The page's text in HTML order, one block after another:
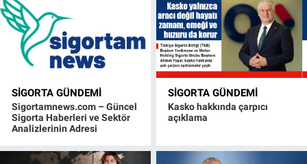
SIGORTA GÜNDEMI
Sigortamnews.com – Güncel
Sigorta Haberleri ve Sektör
Analizlerinin Adresi
SIGORTA GÜNDEMI
Kasko hakkında çarpıcı
açıklama